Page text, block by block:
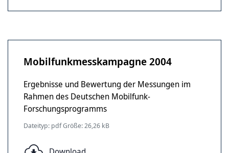
Mobilfunkmesskampagne 2004
Ergebnisse und Bewertung der Messungen im
Rahmen des Deutschen Mobilfunk-
Forschungsprogramms
Dateityp: pdf Größe: 26,26 kB